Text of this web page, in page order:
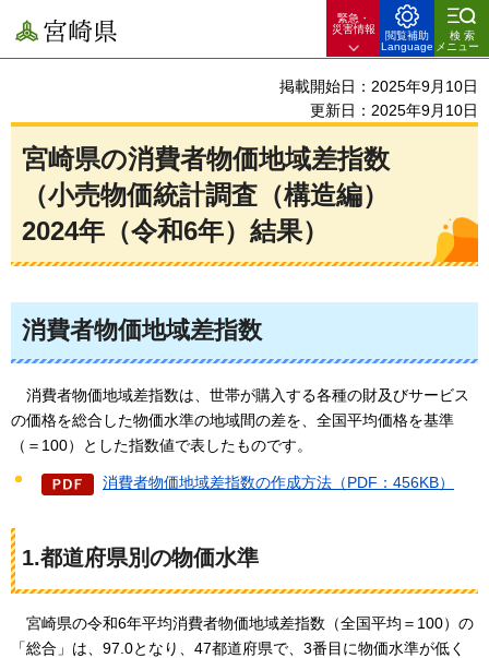
宮崎県
緊急・
災害情報
閲覧補助
Language
検索
メニュー
掲載開始日：2025年9月10日
更新日：2025年9月10日
宮崎県の消費者物価地域差指数
（小売物価統計調査（構造編）
2024年（令和6年）結果）
消費者物価地域差指数
消費者物価地域差指数は、世帯が購入する各種の財及びサービス
の価格を総合した物価水準の地域間の差を、全国平均価格を基準
（＝100）とした指数値で表したものです。
消費者物価地域差指数の作成方法（PDF：456KB）
1.都道府県別の物価水準
宮崎県の令和6年平均消費者物価地域差指数（全国平均＝100）の
「総合」は、97.0となり、47都道府県で、3番目に物価水準が低く